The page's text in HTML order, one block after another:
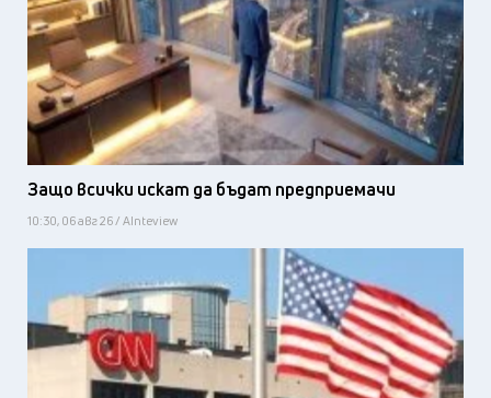
Защо всички искат да бъдат предприемачи
10:30, 06 авг 26 / AInteview